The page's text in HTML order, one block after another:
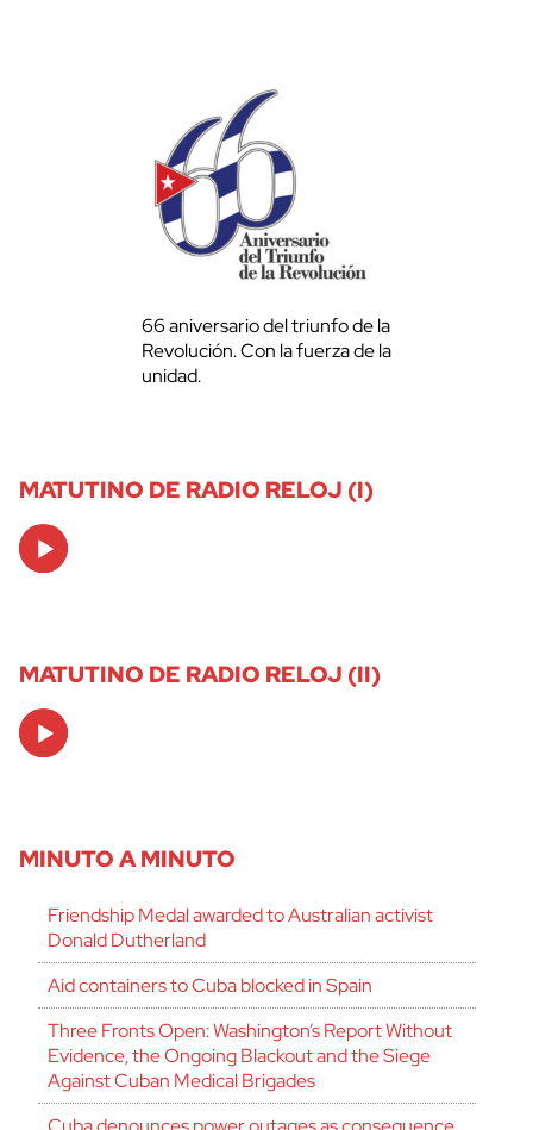
66 aniversario del triunfo de la
Revolución. Con la fuerza de la
unidad.
MATUTINO DE RADIO RELOJ (I)
Audio
Player
MATUTINO DE RADIO RELOJ (II)
Audio
Player
MINUTO A MINUTO
Friendship Medal awarded to Australian activist
Donald Dutherland
Aid containers to Cuba blocked in Spain
Three Fronts Open: Washington’s Report Without
Evidence, the Ongoing Blackout and the Siege
Against Cuban Medical Brigades